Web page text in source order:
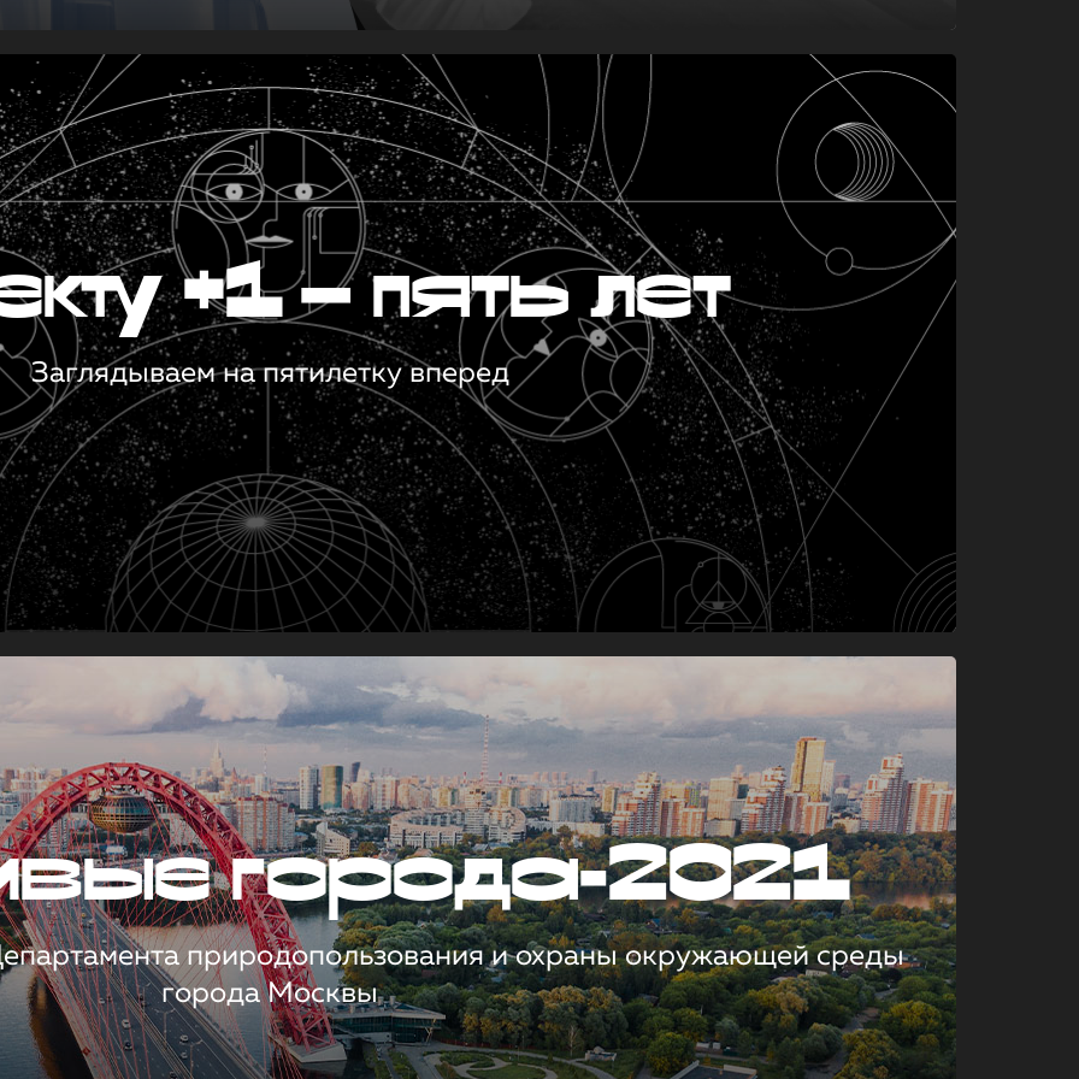
+1 — пять лет
Заглядываем на пятилетку вперед
города-2021
природопользования и охраны окружающей среды
города Москвы